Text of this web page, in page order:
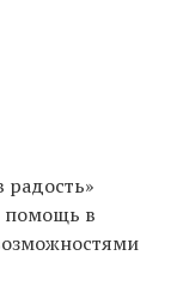
помощь в